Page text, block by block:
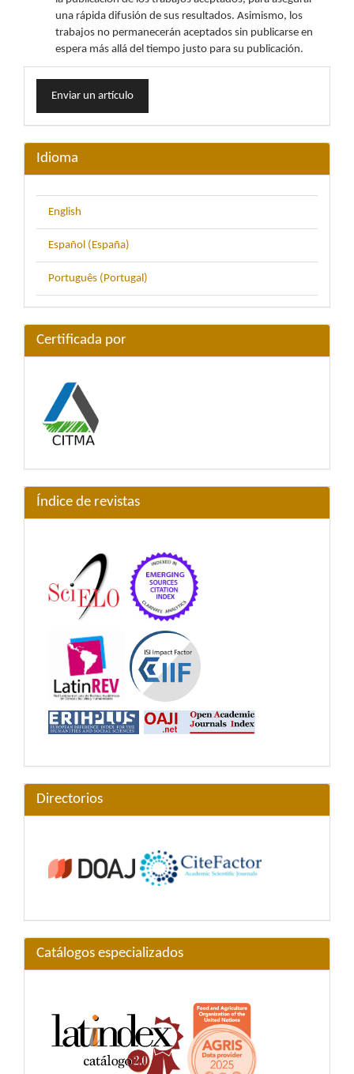
una rápida difusión de sus resultados. Asimismo, los
trabajos no permanecerán aceptados sin publicarse en
espera más allá del tiempo justo para su publicación.
Enviar
unEnviar un artículo
Idioma
English
Español (España)
Português (Portugal)
Certificada por
Índice de revistas
Directorios
Catálogos especializados